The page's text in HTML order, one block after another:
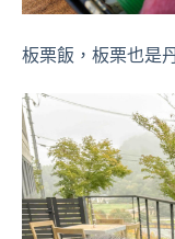
板栗飯，板栗也是